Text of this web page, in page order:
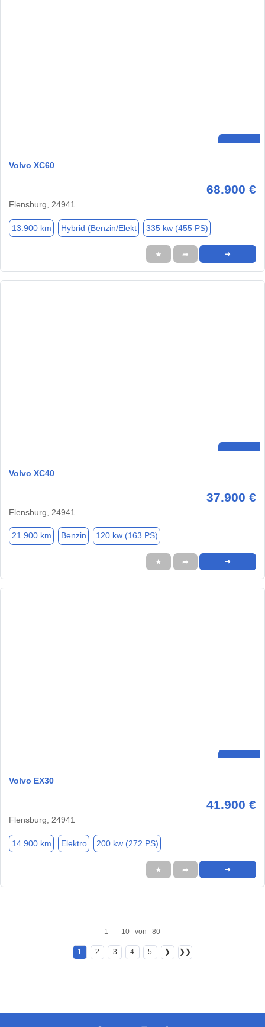
Volvo XC60
68.900 €
Flensburg, 24941
13.900 km Hybrid (Benzin/Elekt 335 kw (455 PS)
★ ➦ ➜
Volvo XC40
37.900 €
Flensburg, 24941
21.900 km Benzin 120 kw (163 PS)
★ ➦ ➜
Volvo EX30
41.900 €
Flensburg, 24941
14.900 km Elektro 200 kw (272 PS)
★ ➦ ➜
1 - 10 von 80
1 2 3 4 5 ❯ ❯❯